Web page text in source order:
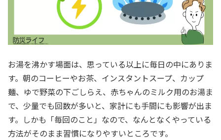
お湯を沸かす場面は、思っている以上に毎日の中にありま
す。朝のコーヒーやお茶、インスタントスープ、カップ
麺、ゆで野菜の下ごしらえ、赤ちゃんのミルク用のお湯ま
で、少量でも回数が多いと、家計にも手間にも影響が出ま
す。しかも「毎回のこと」なので、なんとなくやっている
方法がそのまま習慣になりやすいところです。